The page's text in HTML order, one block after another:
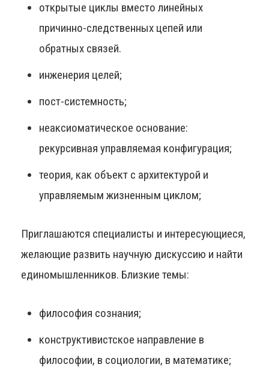
открытые циклы вместо линейных
причинно-следственных цепей или
обратных связей.
инженерия целей;
пост-системность;
неаксиоматическое основание:
рекурсивная управляемая конфигурация;
теория, как объект с архитектурой и
управляемым жизненным циклом;
Приглашаются специалисты и интересующиеся,
желающие развить научную дискуссию и найти
единомышленников. Близкие темы:
философия сознания;
конструктивистское направление в
философии, в социологии, в математике;